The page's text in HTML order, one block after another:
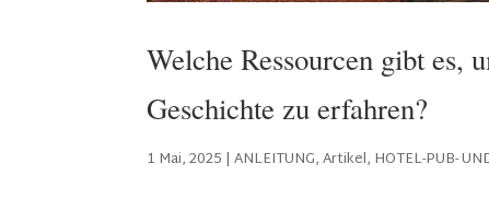
Welche Ressourcen gibt es,
Geschichte zu erfahren?
1 Mai, 2025 |ANLEITUNG,Artikel, HOTEL-PUB-